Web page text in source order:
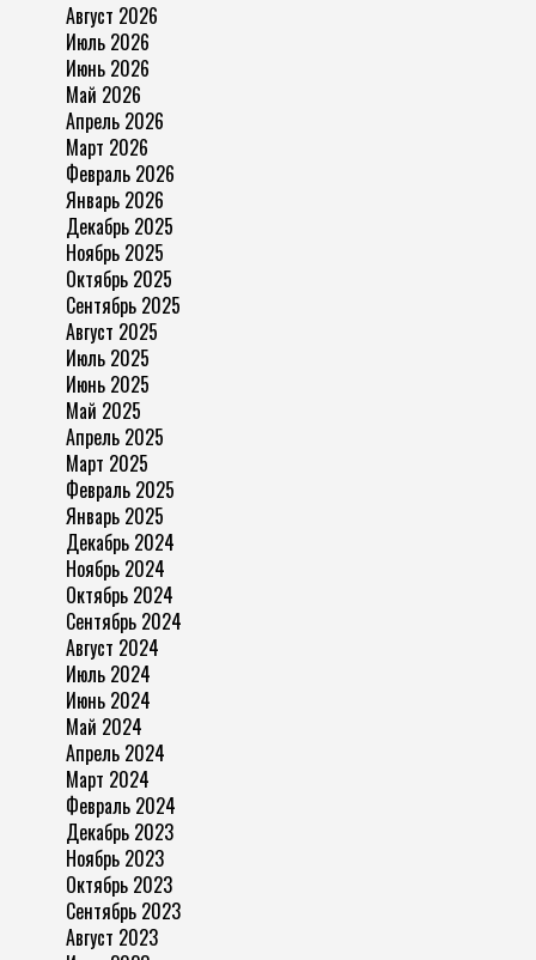
Август 2026
Июль 2026
Июнь 2026
Май 2026
Апрель 2026
Март 2026
Февраль 2026
Январь 2026
Декабрь 2025
Ноябрь 2025
Октябрь 2025
Сентябрь 2025
Август 2025
Июль 2025
Июнь 2025
Май 2025
Апрель 2025
Март 2025
Февраль 2025
Январь 2025
Декабрь 2024
Ноябрь 2024
Октябрь 2024
Сентябрь 2024
Август 2024
Июль 2024
Июнь 2024
Май 2024
Апрель 2024
Март 2024
Февраль 2024
Декабрь 2023
Ноябрь 2023
Октябрь 2023
Сентябрь 2023
Август 2023